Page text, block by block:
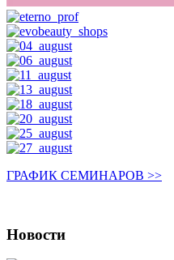
ГРАФИК СЕМИНАРОВ >>
Новости